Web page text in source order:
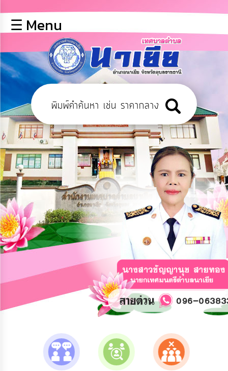
หลัก
ข้อมูล
พื้น
ฐาน
บุคลากร
ข่าว
ประชาสัมพันธ์
การ
เปิด
เผย
ข้อมูล
สาธารณะ
OIT
การ
ปฏิสัมพันธ์
ความ
ยุทธศาสตร์/
☰ Menu